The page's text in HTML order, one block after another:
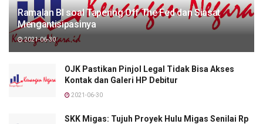
Ramalan BI soal Tapering Off The Fed dan Siasat
Mengantisipasinya
2021-06-30
OJK Pastikan Pinjol Legal Tidak Bisa Akses
Kontak dan Galeri HP Debitur
2021-06-30
SKK Migas: Tujuh Proyek Hulu Migas Senilai Rp